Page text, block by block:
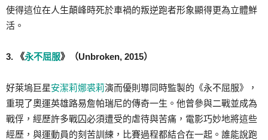
使得這位在人生顛峰時死於車禍的叛逆跑者形象顯得更為立體鮮
活。
3. 《永不屈服》（Unbroken, 2015）
好萊塢巨星安潔莉娜裘莉演而優則導同時監製的《永不屈服》，
重現了奧運英雄路易詹帕瑞尼的傳奇一生。他曾參與二戰並成為
戰俘，經歷許多戰囚必須遭受的虐待與苦痛，電影巧妙地將這些
經歷，與運動員的刻苦訓練，比賽過程都結合在一起。誰能說跑